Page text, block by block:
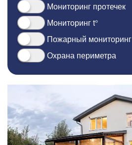
Мониторинг протечек
Мониторинг t°
Пожарный мониторинг
Охрана периметра